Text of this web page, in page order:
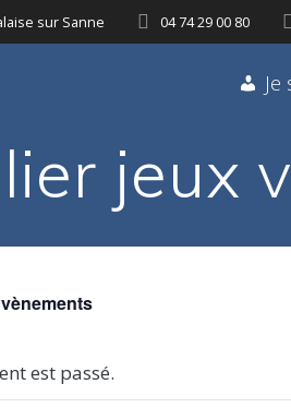
sur Sanne 04 74 29 00 80
Je
jeux
est passé.